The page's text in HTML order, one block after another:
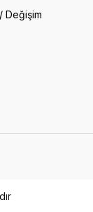
Değişim